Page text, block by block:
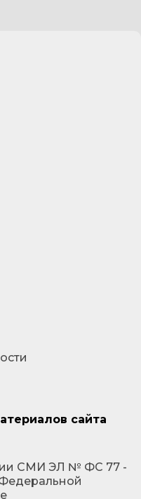
сайта
СМИ ЭЛ № ФС 77 -